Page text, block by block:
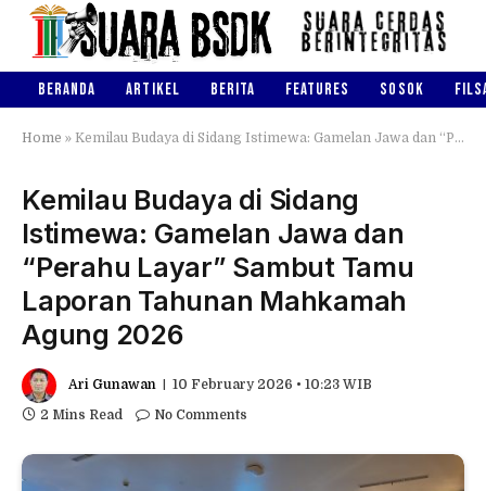
BERANDA ARTIKEL BERITA FEATURES SOSOK
Home » Kemilau Budaya di Sidang Istimewa: Gamelan Jawa dan “Perahu Layar” Sambut Tamu Laporan Tahunan Mahkamah Agung 2026
Kemilau Budaya di Sidang
Istimewa: Gamelan Jawa dan
“Perahu Layar” Sambut Tamu
Laporan Tahunan Mahkamah
Agung 2026
Ari Gunawan
10 February 2026 • 10:23 WIB
2 Mins Read
No Comments